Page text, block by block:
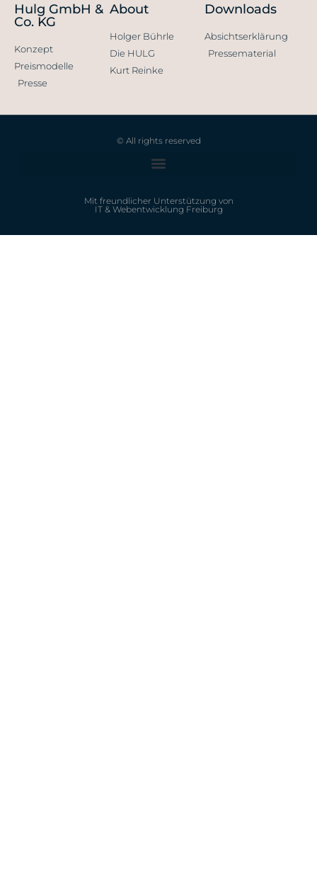
Hulg GmbH &
Co. KG
Konzept
Preismodelle
Presse
About
Holger Bührle
Die HULG
Kurt Reinke
Downloads
Absichtserklärung
Pressematerial
© All rights reserved
Mit freundlicher Unterstützung von
IT & Webentwicklung Freiburg